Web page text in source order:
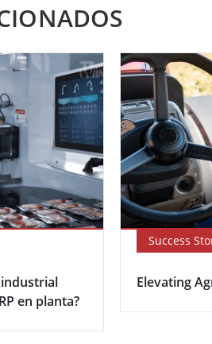
industrial
en planta?
Success
Elevating